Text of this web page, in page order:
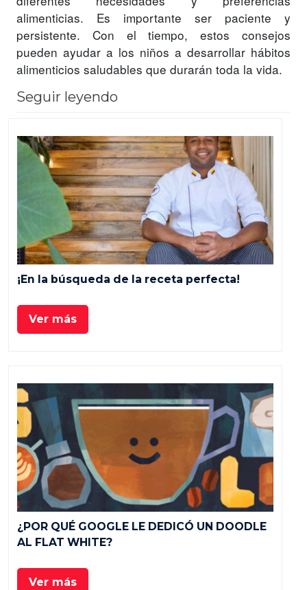
alimenticias. Es importante ser paciente y
persistente. Con el tiempo, estos consejos
pueden ayudar a los niños a desarrollar hábitos
alimenticios saludables que durarán toda la vida.
Seguir leyendo
¡En la búsqueda de la receta perfecta!
Ver más
¿POR QUÉ GOOGLE LE DEDICÓ UN DOODLE
AL FLAT WHITE?
Ver más